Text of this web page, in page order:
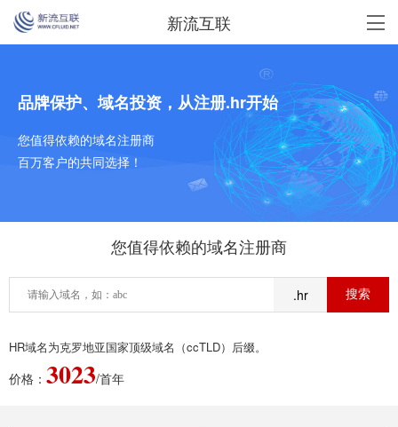
新流互联
品牌保护、域名投资，从注册.hr开始
您值得依赖的域名注册商
百万客户的共同选择！
您值得依赖的域名注册商
.hr
HR域名为克罗地亚国家顶级域名（ccTLD）后缀。
价格： 3023/首年